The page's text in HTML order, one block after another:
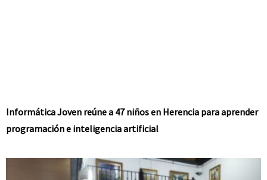
Informática Joven reúne a 47 niños en Herencia para aprender
programación e inteligencia artificial